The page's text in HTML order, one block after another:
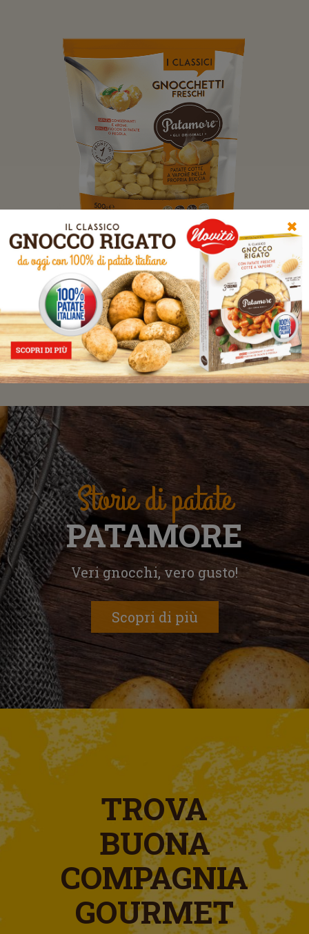
✖
Conservare in frigorifero a +4°C
Venduto anche in confezioni da
1.000 g / 250 g
Scopri tutte le ricette
Storie di patate
PATAMORE
Veri gnocchi, vero gusto!
Scopri di più
TROVA
BUONA
COMPAGNIA
GOURMET